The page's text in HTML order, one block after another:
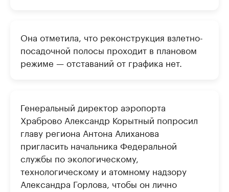
Она отметила, что реконструкция взлетно-
посадочной полосы проходит в плановом
режиме — отставаний от графика нет.
Генеральный директор аэропорта
Храброво Александр Корытный попросил
главу региона Антона Алиханова
пригласить начальника Федеральной
службы по экологическому,
технологическому и атомному надзору
Александра Горлова, чтобы он лично